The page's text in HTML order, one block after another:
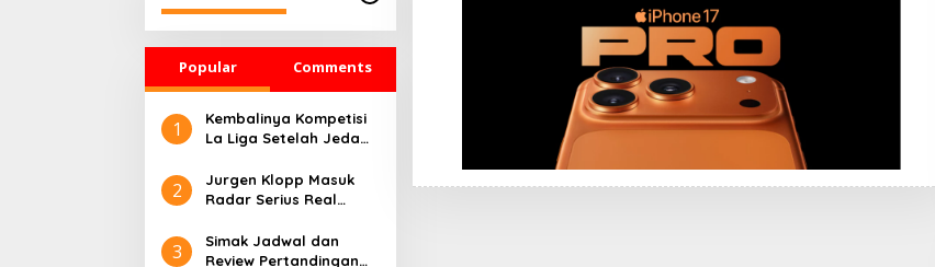
Popular Comments
1
Kembalinya Kompetisi
La Liga Setelah Jeda
2
Jurgen Klopp Masuk
Radar Serius Real
3
Simak Jadwal dan
Review Pertandingan